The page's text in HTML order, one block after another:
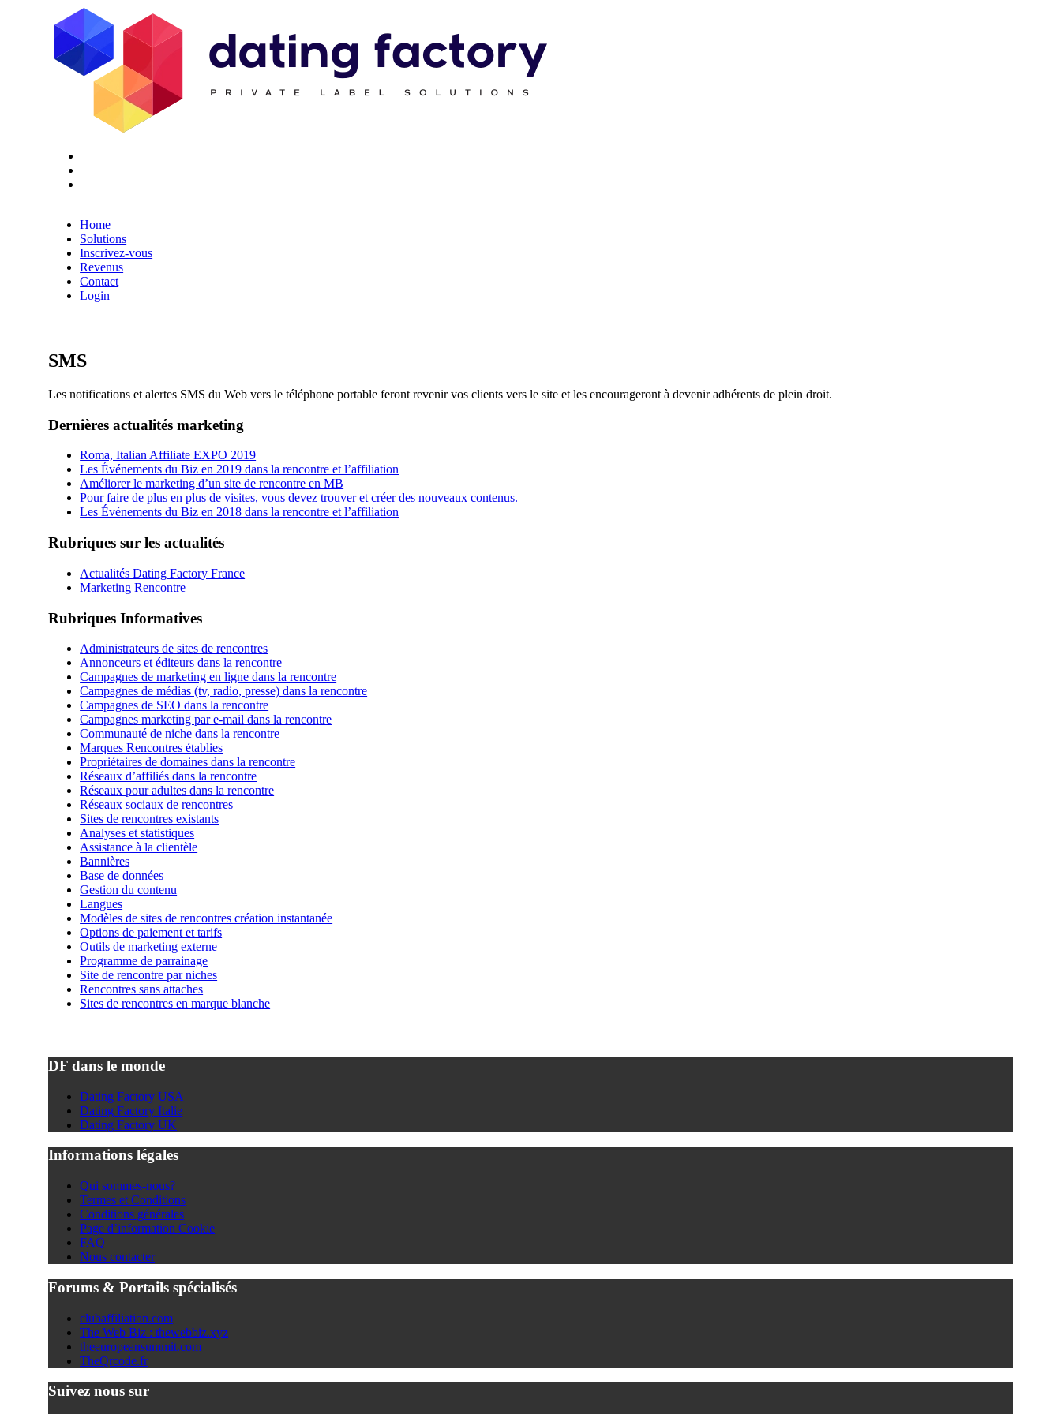
Home
Solutions
Inscrivez-vous
Revenus
Contact
Login
SMS
Les notifications et alertes SMS du Web vers le téléphone portable feront revenir vos clients vers le site et les encourageront à devenir adhérents de plein droit.
Dernières actualités marketing
Roma, Italian Affiliate EXPO 2019
Les Événements du Biz en 2019 dans la rencontre et l’affiliation
Améliorer le marketing d’un site de rencontre en MB
Pour faire de plus en plus de visites, vous devez trouver et créer des nouveaux contenus.
Les Événements du Biz en 2018 dans la rencontre et l’affiliation
Rubriques sur les actualités
Actualités Dating Factory France
Marketing Rencontre
Rubriques Informatives
Administrateurs de sites de rencontres
Annonceurs et éditeurs dans la rencontre
Campagnes de marketing en ligne dans la rencontre
Campagnes de médias (tv, radio, presse) dans la rencontre
Campagnes de SEO dans la rencontre
Campagnes marketing par e-mail dans la rencontre
Communauté de niche dans la rencontre
Marques Rencontres établies
Propriétaires de domaines dans la rencontre
Réseaux d’affiliés dans la rencontre
Réseaux pour adultes dans la rencontre
Réseaux sociaux de rencontres
Sites de rencontres existants
Analyses et statistiques
Assistance à la clientèle
Bannières
Base de données
Gestion du contenu
Langues
Modèles de sites de rencontres création instantanée
Options de paiement et tarifs
Outils de marketing externe
Programme de parrainage
Site de rencontre par niches
Rencontres sans attaches
Sites de rencontres en marque blanche
DF dans le monde
Dating Factory USA
Dating Factory Italie
Dating Factory UK
Informations légales
Qui sommes-nous?
Termes et Conditions
Conditions générales
Page d’information Cookie
FAQ
Nous contacter
Forums & Portails spécialisés
clubaffiliation.com
The Web Biz : thewebbiz.xyz
theeuropeansummit.com
TheQrcode.fr
Suivez nous sur